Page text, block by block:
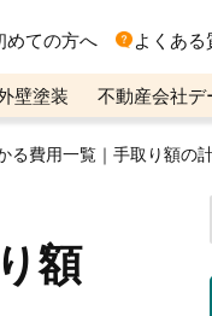
めての方へ よくある
壁塗装
不動産会社デ
る費用一覧｜手取り額の
額